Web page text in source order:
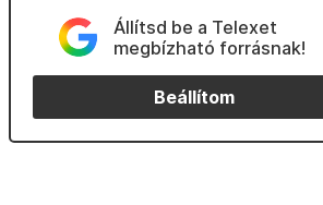
Állítsd be a Telexet
megbízható forrásnak!
Beállítom